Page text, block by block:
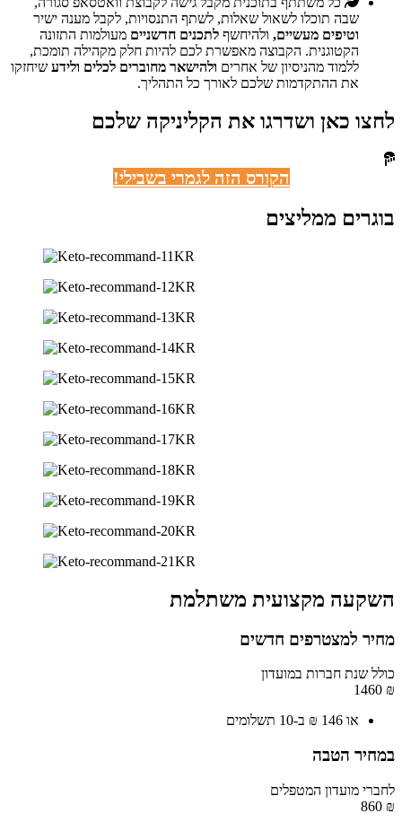
שבה תוכלו לשאול שאלות, לשתף התנסויות, לקבל מענה ישיר
וטיפים מעשיים, ולהיחשף לתכנים חדשניים מעולמות התזונה
הקטוגנית. הקבוצה מאפשרת לכם להיות חלק מקהילה תומכת,
ללמוד מהניסיון של אחרים ולהישאר מחוברים לכלים ולידע שיחזקו
את ההתקדמות שלכם לאורך כל התהליך.
לחצו כאן ושדרגו את הקליניקה שלכם
הקורס הזה לגמרי בשבילי!
בוגרים ממליצים
השקעה מקצועית משתלמת
מחיר למצטרפים חדשים
כולל שנת חברות במועדון
₪
1460
או 146 ₪ ב-10 תשלומים
במחיר הטבה
לחברי מועדון המטפלים
₪
860